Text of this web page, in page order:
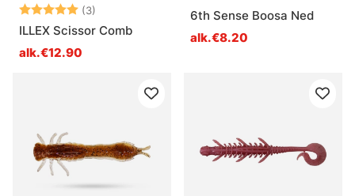
Arvio: (3)
5.0 5:sta tähdestä
ILLEX Scissor Comb
alk.€12.90
6th Sense Boosa Ned
alk.€8.20